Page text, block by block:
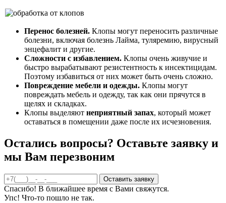
Перенос болезней. Клопы могут переносить различные
болезни, включая болезнь Лайма, туляремию, вирусный
энцефалит и другие.
Сложности с избавлением. Клопы очень живучие и
быстро вырабатывают резистентность к инсектицидам.
Поэтому избавиться от них может быть очень сложно.
Повреждение мебели и одежды. Клопы могут
повреждать мебель и одежду, так как они прячутся в
щелях и складках.
Клопы выделяют неприятный запах, который может
оставаться в помещении даже после их исчезновения.
Остались вопросы? Оставьте заявку и
мы Вам перезвоним
Спасибо! В ближайшее время с Вами свяжутся.
Упс! Что-то пошло не так.